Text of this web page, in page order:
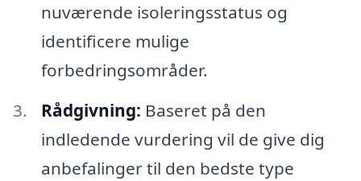
nuværende isoleringsstatus og
identificere mulige
forbedringsområder.
Rådgivning: Baseret på den
indledende vurdering vil de give dig
anbefalinger til den bedste type